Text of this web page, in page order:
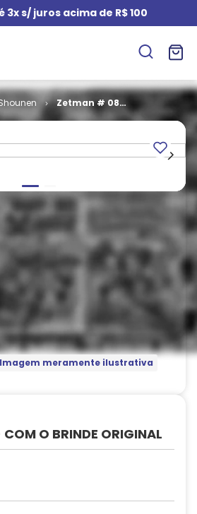
3x s/ juros acima de R$ 100
Zetman # 08 -
COM O BRINDE
Imagem meramente ilustrativa
O BRINDE ORIGINAL